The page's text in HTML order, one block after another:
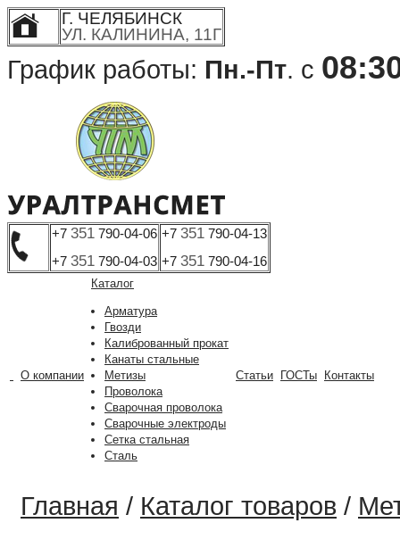
Г. ЧЕЛЯБИНСК
УЛ. КАЛИНИНА, 11Г
График работы: Пн.-Пт. с
+7 351 790-04-06
+7 351 790-04-03
+7 351 790-04-13
+7 351 790-04-16
О компании
Каталог
Арматура
Гвозди
Калиброванный прокат
Канаты стальные
Метизы
Проволока
Сварочная проволока
Сварочные электроды
Сетка стальная
Сталь
Статьи ГОСТы Контакты
Главная / Каталог товаров /